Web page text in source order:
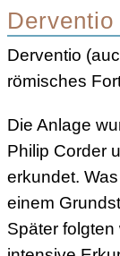
Derventio
Derventio
römisches
Die Anlage
Philip Corder
erkundet.
einem
Später